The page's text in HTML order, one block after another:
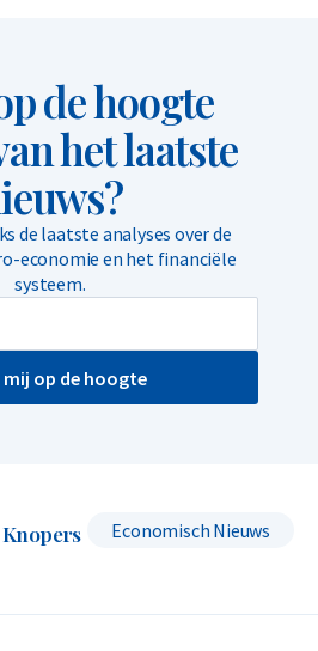
de hoogte
het laatste
de laatste analyses over de
economie en het financiële
systeem.
mij op de hoogte
Economisch Nieuws